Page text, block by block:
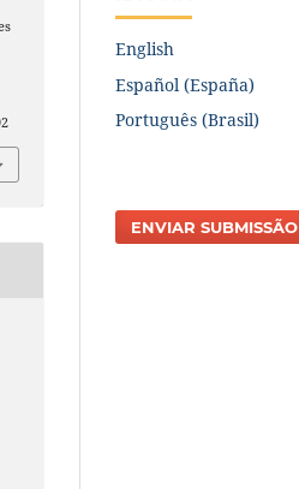
English
Español (España)
Português (Brasil)
ENVIAR SUBMISSÃO